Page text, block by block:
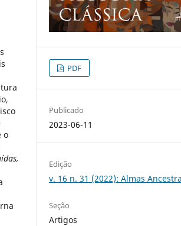
o
PDF
Publicado
2023-06-11
Edição
v. 16 n. 31 (2022): Almas
Seção
Artigos